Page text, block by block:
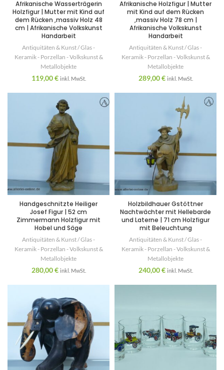
Afrikanische Wasserträgerin
Holzfigur | Mutter mit Kind auf
dem Rücken ,massiv Holz 48
cm | Afrikanische Volkskunst
Handarbeit
Antiquitäten & Kunst / Glas -
Keramik - Porzellan - Volkskunst &
Metallobjekte
119,00€ inkl. MwSt.
Afrikanische Holzfigur | Mutter
mit Kind auf dem Rücken
,massiv Holz 78 cm |
Afrikanische Volkskunst
Handarbeit
Antiquitäten & Kunst / Glas -
Keramik - Porzellan - Volkskunst &
Metallobjekte
289,00€ inkl. MwSt.
Handgeschnitzte Heiliger
Josef Figur | 52 cm
Zimmermann Holzfigur mit
Hobel und Säge
Antiquitäten & Kunst / Glas -
Keramik - Porzellan - Volkskunst &
Metallobjekte
280,00€ inkl. MwSt.
Holzbildhauer Gstöttner
Nachtwächter mit Hellebarde
und Laterne | 71 cm Holzfigur
mit Beleuchtung
Antiquitäten & Kunst / Glas -
Keramik - Porzellan - Volkskunst &
Metallobjekte
240,00€ inkl. MwSt.